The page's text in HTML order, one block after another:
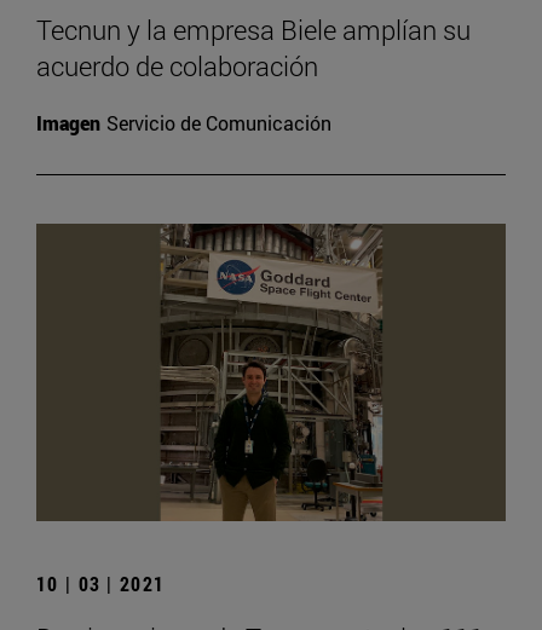
Tecnun y la empresa Biele amplían su
acuerdo de colaboración
Imagen Servicio de Comunicación
10 | 03 | 2021